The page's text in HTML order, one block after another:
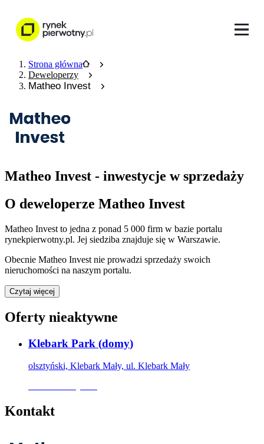
Strona główna
Deweloperzy
Matheo Invest
Matheo Invest - inwestycje w sprzedaży
O deweloperze Matheo Invest
Matheo Invest to jedna z ponad 5 000 firm w bazie portalu
rynekpierwotny.pl. Jej siedziba znajduje się w Warszawie.
Obecnie Matheo Invest nie prowadzi sprzedaży swoich
nieruchomości na naszym portalu.
Czytaj więcej
Oferty nieaktywne
Klebark Park (domy)
olsztyński, Klebark Mały, ul. Klebark Mały
Kontakt